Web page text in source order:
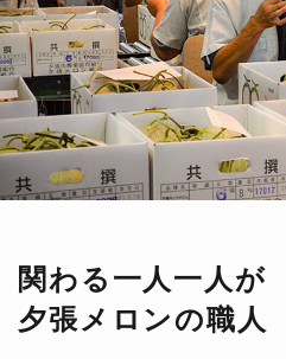
関わる一人一人が
夕張メロンの職人